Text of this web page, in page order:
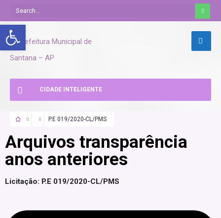
CIDADE INTELIGENTE
P.E 019/2020-CL/PMS
Arquivos transparência
anos anteriores
Licitação: P.E 019/2020-CL/PMS
Abrir a barra de ferramentas